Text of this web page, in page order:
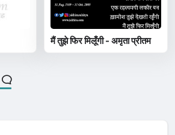
मैं तुझे फिर मिलूँगी - अमृता प्रीतम